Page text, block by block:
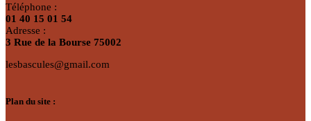
Téléphone :
01 40 15 01 54
Adresse :
3 Rue de la Bourse 75002
lesbascules@gmail.com
Plan du site :